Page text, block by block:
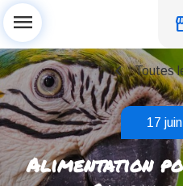
menu
chevron_left Toutes
17
Alimentation